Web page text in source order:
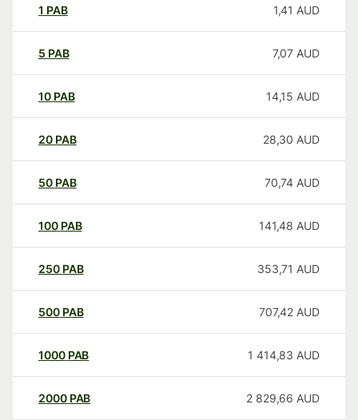
1 PAB 1,41 AUD
5 PAB 7,07 AUD
10 PAB 14,15 AUD
20 PAB 28,30 AUD
50 PAB 70,74 AUD
100 PAB 141,48 AUD
250 PAB 353,71 AUD
500 PAB 707,42 AUD
1000 PAB 1 414,83 AUD
2000 PAB 2 829,66 AUD